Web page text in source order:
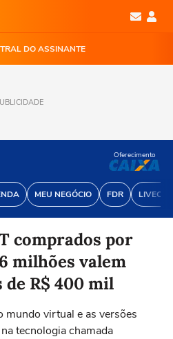
DO ASSINANTE
MEU NEGÓCIO FDR
Oferecimento
comprados por
milhões valem
de R$ 400 mil
mundo virtual e as versões
tecnologia chamada